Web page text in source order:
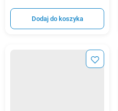
Dodaj do koszyka